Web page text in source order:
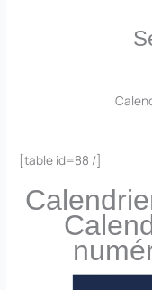
[table id=88 /]